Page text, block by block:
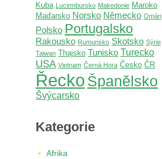
Kuba Lucembursko Makedonie Maroko
Maďarsko Norsko Německo Omán
Polsko Portugalsko
Rakousko Rumunsko Skotsko Sýrie
Taiwan Thajsko Tunisko Turecko
USA Vietnam Černá Hora Česko ČR
Řecko Španělsko
Švýcarsko
Kategorie
Afrika